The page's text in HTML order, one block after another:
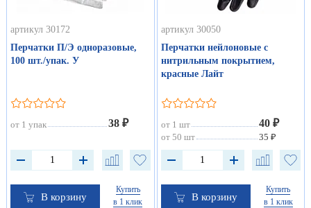
артикул 30172
Перчатки П/Э одноразовые,
100 шт./упак. У
от 1 упак 38 ₽
В корзину
Купить
в 1 клик
артикул 30050
Перчатки нейлоновые с
нитрильным покрытием,
красные Лайт
от 1 шт 40 ₽
от 50 шт 35 ₽
В корзину
Купить
в 1 клик